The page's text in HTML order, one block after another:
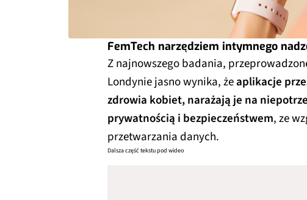
FemTech narzędziem intymnego
Z najnowszego badania,
Londynie jasno wynika, żeaplikacje
zdrowia kobiet, narażają je na
prywatnością i bezpieczeństwem, ze
przetwarzania danych.
Dalsza część tekstu pod wideo